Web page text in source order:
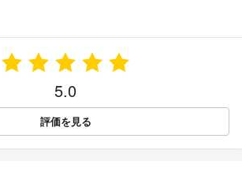
5.0
評価を見る